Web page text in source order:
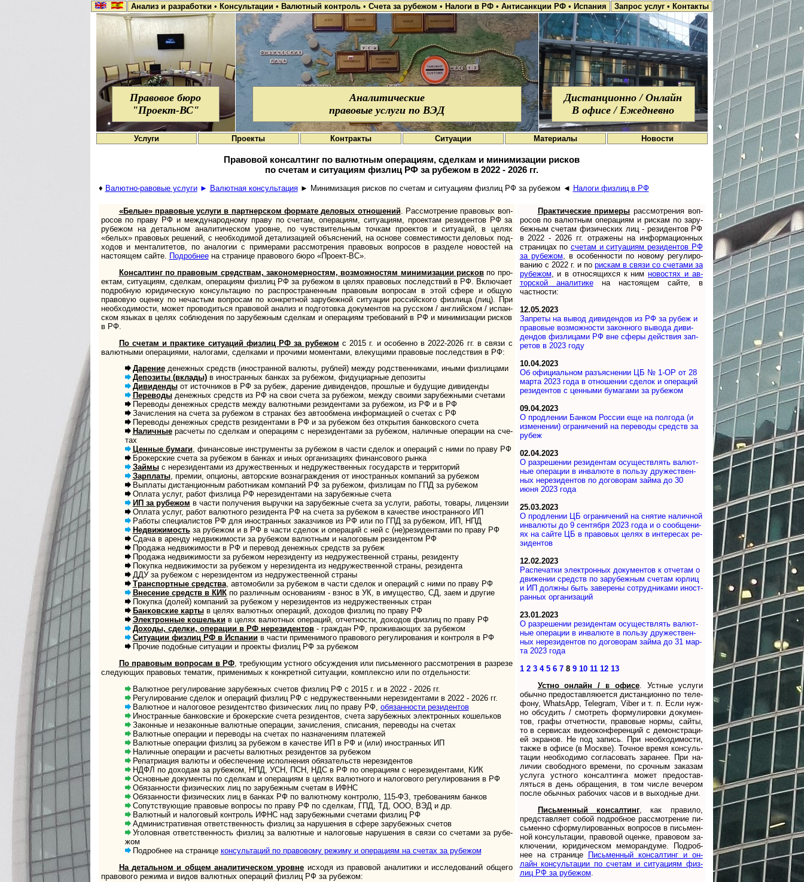
Анализ и разработки • Консультации • Валютный контроль • Счета за рубежом • Налоги в РФ • Антисанкции РФ • Испания Запрос услуг • Контакты
Правовое бюро
"Проект-ВС"
Аналитические
правовые услуги по ВЭД
Дистанционно / Онлайн
В офисе / Ежедневно
Услуги Проекты Контракты Ситуации Материалы Новости
Правовой консалтинг по валютным операциям, сделкам и минимизации рисков
по счетам и ситуациям физлиц РФ за рубежом в 2022 - 2026 гг.
♦ Валютно-равовые услуги ► Валют­ная кон­суль­та­ция► Мини­ми­за­ция рис­ков по сче­там и ситу­а­циям физ­лиц РФ за рубе­жом ◄ Налоги физлиц в РФ
«Белые» правовые услуги в партнерском формате дело­вых отно­ше­ний. Рас­смо­т­ре­ние пра­во­вых воп­
ро­сов по праву РФ и меж­ду­на­род­ному праву по сче­там, опе­ра­циям, ситу­а­циям, про­ек­там рези­ден­тов РФ за
рубе­жом на деталь­ном ана­лити­чес­ком уро­вне, по чувст­ви­тель­ным точ­кам проек­тов и ситу­аций, в целях
«белых» пра­во­вых реше­ний, с необхо­ди­мой дета­лиза­цией объяс­не­ний, на основе сов­мес­тимо­сти дело­вых под­
хо­дов и мен­та­ли­те­тов, по ана­ло­гии с при­ме­рами рас­смот­ре­ния пра­во­вых воп­ро­сов в раз­деле ново­стей на
насто­я­щем сайте.
Под­роб­неена стра­ни­це пра­во­вого бюро «Проект-ВС».
Консалтинг по правовым средствам, зако­но­мер­нос­тям, воз­мож­нос­тям мини­ми­за­ции рис­ковпо про­
ек­там, ситу­а­циям, сдел­кам, опе­ра­циям физ­лиц РФ за рубе­жом в це­лях пра­во­вых послед­ст­вий в РФ. Вклю­ча­ет
под­роб­ную юридическую кон­суль­та­цию по рас­про­стра­нен­ным право­вым воп­ро­сам в этой сфере и об­щую
право­вую оценку по неча­стым воп­росам по конк­рет­ной зару­беж­ной ситу­ации рос­сий­ского физлица (лиц). При
необ­ходи­мости, может про­во­диться пра­во­вой ана­лиз и под­го­то­вка доку­мен­тов на рус­ском / анг­лий­ском / испан­
ском язы­ках в целях соблю­де­ния по зару­беж­ным сдел­кам и опе­ра­циям тре­бо­ва­ний в РФ и мини­ми­за­ции рисков
в РФ.
По счетам и практике ситуаций физлиц РФ за рубежом с 2015 г. и особенно в 2022-2026 гг. в связи с
валют­ными опе­ра­ци­ями, нало­гами, сдел­ками и про­чи­ми мо­мен­та­ми, вле­ку­щими пра­во­вые послед­ствия в РФ:
Дарениеденежных средств (иностранной валюты, рублей) между род­ствен­ни­ками, иными физ­лицами
Депозиты (вклады)в иностранных банках за рубе­жом, фиду­ци­ар­ные депо­зиты
Дивидендыот источников в РФ за рубеж, да­ре­ние ди­ви­ден­дов, прош­лые и бу­ду­щие ди­ви­денды
Переводыденежных средств из РФ на свои счета за рубе­жом, между сво­ими зару­беж­ными счетами
Переводы денежных средств между валют­ными рези­ден­тами за рубе­жом, из РФ и в РФ
Зачисления на счета за рубежом в странах без авто­об­мена инфор­ма­цией о счетах с РФ
Переводы денежных средств резидентами в РФ и за рубе­жом без откры­тия бан­ков­ского счета
Наличныерасчеты по сделкам и операциям с нере­зи­ден­тами за ру­бежом, налич­ные опе­ра­ции на сче­
тах
Ценные бумаги, финансовые инструменты за рубе­жом в части сде­лок и опера­ций с ними по праву РФ
Брокерские счета за рубежом в банках и иных орга­ни­за­циях финан­со­вого рынка
Займыс нерезидентами из дружественных и недружественных госу­дарств и тер­ри­торий
Зарплаты, премии, опционы, авторские вознаг­раж­де­ния от ино­ст­ран­ных ком­па­ний за рубежом
Выплаты дистанционным работникам компаний РФ за ру­бе­жом, физ­ли­цам по ГПД за ру­бе­жом
Оплата услуг, работ физлица РФ нерезидентами на зару­беж­ные счета
ИП за рубежом в части получения выручки на зару­беж­ные сче­та за ус­луги, ра­боты, то­вары, лицен­зии
Оплата услуг, работ валютного рези­дента РФ на счета за ру­бе­жом в каче­стве ино­ст­ран­ного ИП
Работы специалистов РФ для иностранных заказчиков из РФ или по ГПД за рубежом, ИП, НПД
Недвижимостьза рубежом и в РФ в части сде­лок и опера­ций с ней c (не)ре­зи­ден­тами по праву РФ
Сдача в аренду недвижимости за рубежом валютным и нало­го­вым рези­ден­том РФ
Продажа недвижимости в РФ и перевод дене­ж­ных средств за рубеж
Продажа недвижимости за рубежом нерези­денту из недру­жест­вен­ной страны, рези­денту
Покупка недвижимости за рубежом у нере­зи­дента из недру­жест­вен­ной страны, рези­дента
ДДУ за рубежом с нерезидентом из недру­жест­вен­ной страны
Транспортные средства, автомобили за рубе­жом в части сде­лок и опера­ций с ними по праву РФ
Внесение средств в КИКпо различным основаниям - взнос в УК, в иму­щес­тво, СД, заем и дру­гие
Покупка (долей) компаний за рубежом у нерези­ден­тов из недру­жест­вен­ных стран
Банковские картыв целях валют­ных опе­ра­ций, дохо­дов физ­лиц по праву РФ
Электронные кошелькив целях валютных опера­ций, отчет­ности, дохо­дов физ­лиц по праву РФ
Доходы, сделки, операции в РФ нере­зи­де­нтов- граж­дан РФ, про­жи­ваю­щих за ру­бежом
Ситуации физлиц РФ в Испаниив части при­ме­ни­мого пра­во­вого регу­ли­ро­ва­ния и конт­роля в РФ
Прочие подобные ситуации и проекты физлиц РФ за рубежом
По правовым вопросам в РФ, тре­бую­щим уст­но­го обсуж­де­ния или пись­мен­ного рас­смот­ре­ния в раз­резе
следу­ющих право­вых тема­тик, при­ме­ни­мых к кон­к­рет­ной ситу­а­ции, комп­лек­сно или по от­дель­ности:
Валютное регулирование зарубежных счетов физлиц РФ с 2015 г. и в 2022 - 2026 гг.
Регулирование сделок и операций физлиц РФ с недру­жест­вен­ными нере­зи­ден­тами в 2022 - 2026 гг.
Валютное и налоговое резидентство физичес­ких лиц по праву РФ, обя­зан­но­сти рези­дентов
Иностранные банковские и брокерские счета резиден­тов, счета зару­беж­ных элек­т­рон­ных коше­ль­ков
Законные и незаконные валютные операции, зачис­ле­ния, спи­са­ния, пере­воды на счетах
Валютные операции и переводы на счетах по назна­че­ниям пла­те­жей
Валютные операции физлиц за рубежом в качестве ИП в РФ и (или) ино­ст­ран­ных ИП
Наличные операции и расчеты валютных резидентов за рубежом
Репатриация валюты и обеспечение исполнения обязательств нере­зиден­тов
НДФЛ по доходам за рубежом, НПД, УСН, ПСН, НДС в РФ по операциям с нерезидентами, КИК
Основные документы по сделкам и операциям в це­лях ва­лют­ного и нало­го­вого регу­ли­ро­ва­ния в РФ
Обязанности физических лиц по зарубежным счетам в ИФНС
Обязанности физических лиц в банках РФ по валютному контролю, 115-ФЗ, требованиям банков
Сопутствующие правовые вопросы по праву РФ по сделкам, ГПД, ТД, ООО, ВЭД и др.
Валютный и налоговый контроль ИФНС над зарубеж­ными счетами физлиц РФ
Административная ответ­ствен­ность физлиц за нару­шения в сфере зару­бежных счетов
Уголовная ответственность физлиц за валют­ные и нало­говые нару­ше­ния в связи со сче­тами за рубе­
жом
Подробнее на странице консультаций по правовому режиму и операциям на счетах за рубежом
На детальном и общем аналитическом уровне исхо­дя из пра­во­вой ана­ли­ти­ки и ис­сле­до­ва­ний обще­го
пра­во­вого режи­ма и видов ва­лют­ных опе­ра­ций физ­лиц РФ за ру­бе­жом:
Практические примеры рассмотрения во­п­
ро­сов по ва­лют­ным опе­ра­ци­ям и рис­кам по за­ру­
беж­ным сче­там фи­зи­чес­ких лиц - ре­зи­ден­тов РФ
в 2022 - 2026 гг. от­ра­же­ны на ин­фор­ма­ци­он­ных
стра­ни­цах по сче­там и си­ту­а­ци­ям ре­зи­ден­тов РФ
за ру­бе­жом , в осо­бен­нос­ти по но­во­му ре­гу­ли­ро­
ва­нию с 2022 г. и по рис­кам в свя­зи со сче­та­ми за
ру­бе­жом , и в от­но­ся­щих­ся к ним но­вос­тях и ав­
тор­ской ана­ли­ти­кена на­с­то­я­щем сай­те, в
частности:
12.05.2023
Запреты на вы­вод ди­ви­ден­дов из РФ за ру­беж и
пра­во­вые воз­мож­но­сти за­кон­но­го вы­во­да ди­ви­
ден­дов физ­ли­ца­ми РФ вне сфе­ры дей­ст­вия за­п­
ре­тов в 2023 году
10.04.2023
Об официальном разъ­яс­не­нии ЦБ № 1-ОР от 28
мар­та 2023 го­да в от­но­ше­нии сде­лок и опе­ра­ций
ре­зи­ден­тов с цен­ны­ми бу­ма­га­ми за рубежом
09.04.2023
О продлении Бан­ком Рос­сии еще на пол­го­да (и
из­ме­не­нии) ог­ра­ни­че­ний на пе­ре­во­ды средств за
рубеж
02.04.2023
О разрешении ре­зи­ден­там осу­щест­в­лять ва­лют­
ные опе­ра­ции в ин­ва­лю­те в поль­зу дру­жест­вен­
ных не­ре­зи­ден­тов по до­го­во­рам зай­ма до 30
июня 2023 года
25.03.2023
О продлении ЦБ ог­ра­ни­че­ний на сня­тие на­ли­ч­ной
ин­ва­лю­ты до 9 сен­тяб­ря 2023 го­да и о со­об­ще­ни­
ях на сай­те ЦБ в пра­во­вых це­лях в ин­те­ре­сах ре­
зи­ден­тов
12.02.2023
Распечатки эле­к­т­рон­ных до­ку­мен­тов к от­че­там о
дви­же­нии средств по за­ру­беж­ным сче­там юр­лиц
и ИП долж­ны быть за­ве­ре­ны со­труд­ни­ка­ми ино­ст­
ран­ных ор­га­ни­заций
23.01.2023
О разрешении ре­зи­ден­там осу­ще­ст­в­лять ва­лют­
ные опе­ра­ции в ин­ва­лю­те в поль­зу дру­же­ст­вен­
ных не­ре­зи­ден­тов по до­го­во­рам зай­ма до 31 мар­
та 2023 года
1 2 3 4 5 6 7 8 9 10 11 12 13
Устно онлайн / в офисе . Уст­ные ус­лу­ги
обы­чно пре­дос­тав­ля­юет­ся дис­тан­ци­он­но по те­ле­
фо­ну, WhatsApp, Te­le­gram, Viber и т. п. Ес­ли нуж­
но об­су­дить / смот­реть фор­му­ли­ров­ки до­ку­мен­
тов, гра­фы от­чет­нос­ти, пра­во­вые нор­мы, сай­ты,
то в сер­ви­сах ви­део­кон­фе­рен­ций с де­мон­ст­ра­ци­
ей эк­ра­нов. Не под за­пись. При не­об­хо­ди­мос­ти,
так­же в офи­се (в Моск­ве). Точ­ное вре­мя кон­суль­
та­ции не­об­хо­ди­мо со­гла­со­вать за­ра­нее. При на­
ли­чии сво­бод­но­го вре­ме­ни, по сроч­ным за­ка­зам
ус­лу­га уст­но­го кон­сал­тин­га мо­жет пре­дос­тав­
лять­ся в день обра­ще­ния, в том чис­ле ве­че­ром
пос­ле обыч­ных ра­бо­чих ча­сов и в вы­ход­ные дни.
Письменный консалтинг, как пра­ви­ло,
пред­став­ля­ет со­бой под­роб­ное рас­смот­ре­ние пи­
сь­мен­но сфор­му­ли­ро­ван­ных во­п­ро­сов в пи­сь­мен­
ной кон­суль­та­ции, пра­во­вой оце­нке, пра­во­вом за­
клю­че­нии, юри­ди­чес­ком ме­мо­ран­думе. Под­роб­
нее на стра­нице Пись­мен­ный кон­сал­тинг и он­
лайн кон­суль­та­ции по сче­там и си­ту­а­ци­ям физ­
лиц РФ за ру­бежом